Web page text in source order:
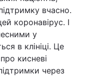
вчасно.
коронавірус. І
у
в клініці. Це
кисневі
через